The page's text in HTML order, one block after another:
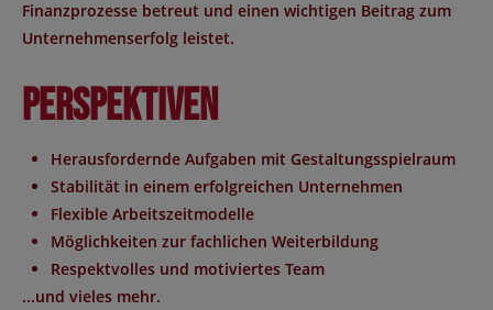
Finanzprozesse betreut und einen wichtigen Beitrag zum
Unternehmenserfolg leistet.
Perspektiven
Herausfordernde Aufgaben mit Gestaltungsspielraum
Stabilität in einem erfolgreichen Unternehmen
Flexible Arbeitszeitmodelle
Möglichkeiten zur fachlichen Weiterbildung
Respektvolles und motiviertes Team
...und vieles mehr.